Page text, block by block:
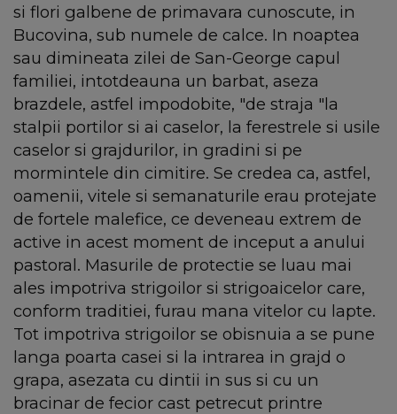
si flori galbene de primavara cunoscute, in
Bucovina, sub numele de calce. In noaptea
sau dimineata zilei de San-George capul
familiei, intotdeauna un barbat, aseza
brazdele, astfel impodobite, "de straja "la
stalpii portilor si ai caselor, la ferestrele si usile
caselor si grajdurilor, in gradini si pe
mormintele din cimitire. Se credea ca, astfel,
oamenii, vitele si semanaturile erau protejate
de fortele malefice, ce deveneau extrem de
active in acest moment de inceput a anului
pastoral. Masurile de protectie se luau mai
ales impotriva strigoilor si strigoaicelor care,
conform traditiei, furau mana vitelor cu lapte.
Tot impotriva strigoilor se obisnuia a se pune
langa poarta casei si la intrarea in grajd o
grapa, asezata cu dintii in sus si cu un
bracinar de fecior cast petrecut printre